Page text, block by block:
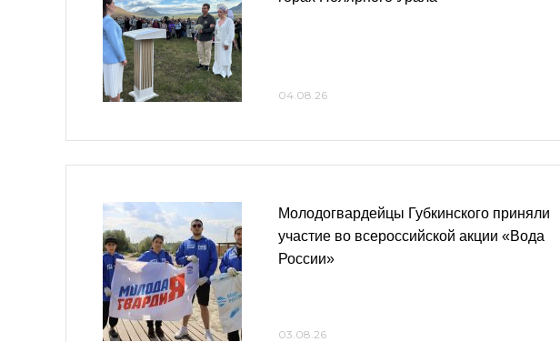
04.08.26
Молодогвардейцы Губкинского приняли
участие во всероссийской акции «Вода
России»
03.08.26